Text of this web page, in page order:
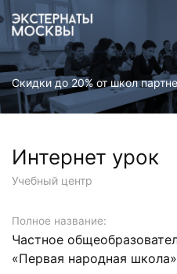
Скидки до 20% от школ
Интернет урок
Учебный центр
Полное название:
Частное
«Первая народная